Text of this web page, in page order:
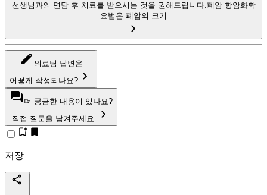
선생님과의 면담 후 치료를 받으시는 것을 권해드립니다.폐암 항암화학
요법은 폐암의 크기
의료팀 답변은
어떻게 작성되나요?
더 궁금한 내용이 있나요?
직접 질문을 남겨주세요.
저장